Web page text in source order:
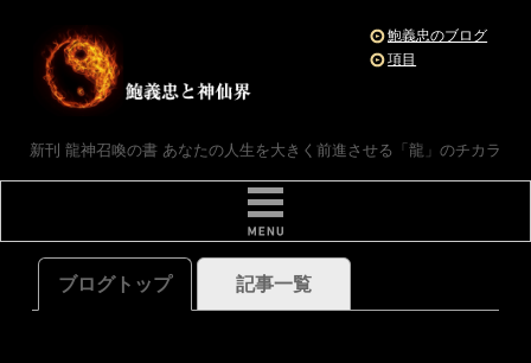
鮑義忠のブログ
項目
新刊 龍神召喚の書 あなたの人生を大きく前進させる「龍」のチカラ
ブログトップ 記事一覧